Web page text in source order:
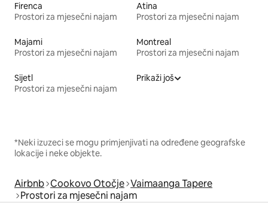
Firenca
Prostori za mjesečni najam
Atina
Prostori za mjesečni najam
Majami
Prostori za mjesečni najam
Montreal
Prostori za mjesečni najam
Sijetl
Prostori za mjesečni najam
Prikaži još
*Neki izuzeci se mogu primjenjivati na određene geografske
lokacije i neke objekte.
Airbnb Cookovo Otočje Vaimaanga Tapere
Prostori za mjesečni najam